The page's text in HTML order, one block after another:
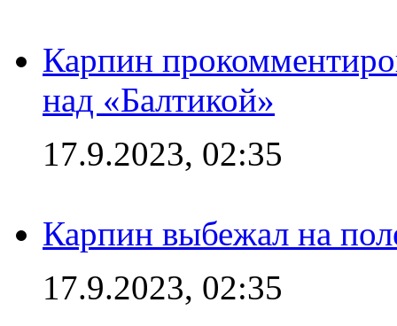
Карпин
над «Балтикой»
17.9.2023, 02:35
Карпин выбежал на
17.9.2023, 02:35